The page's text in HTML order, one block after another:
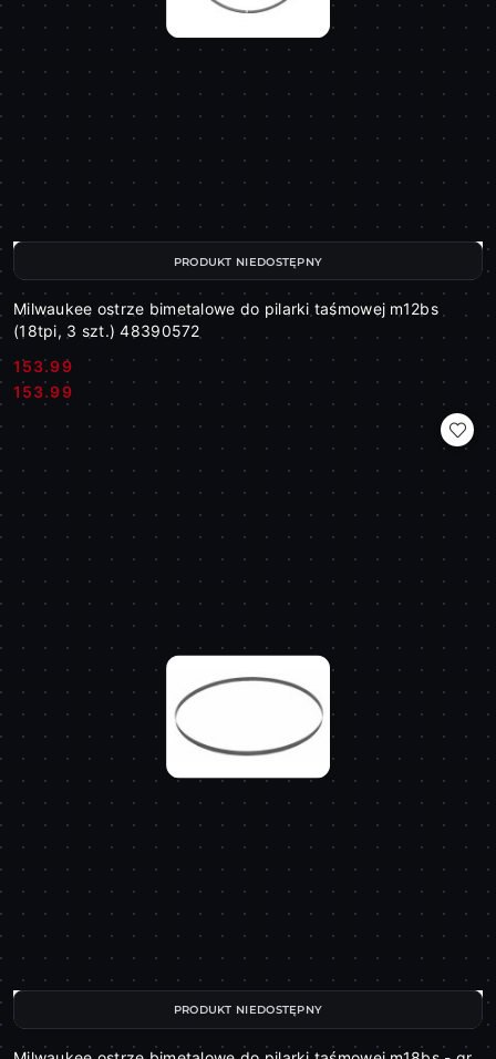
Milwaukee ostrze bimetalowe do pilarki taśmowej m12bs
(18tpi, 3 szt.) 48390572
Cena:
153.99
Cena:
153.99
PRODUKT NIEDOSTĘPNY
PRODUKT NIEDOSTĘPNY